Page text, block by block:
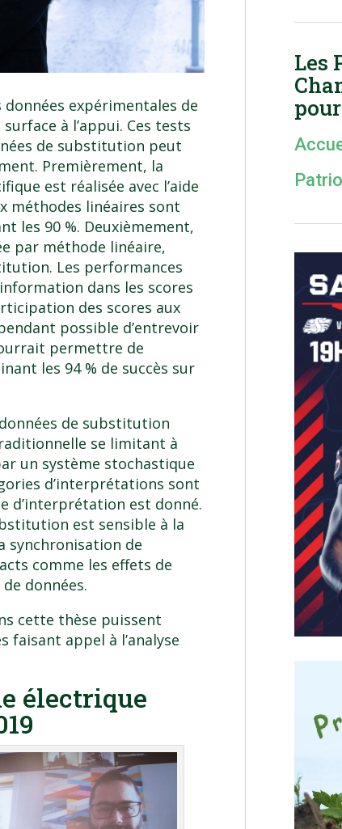
expérimentales de
à l’appui. Ces tests
de substitution peut
Premièrement, la
est réalisée avec l’aide
méthodes linéaires sont
les 90 %. Deuxièmement,
par méthode linéaire,
Les performances
dans les scores
des scores aux
possible d’entrevoir
permettre de
les 94 % de succès sur
de substitution
se limitant à
un système stochastique
d’interprétations sont
d’interprétation est donné.
est sensible à la
synchronisation de
comme les effets de
données.
cette thèse puissent
faisant appel à l’analyse
électrique
Les